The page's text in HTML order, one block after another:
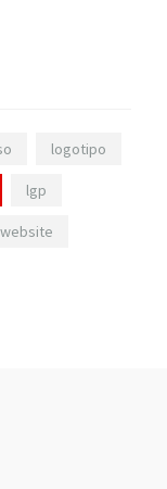
logotipo
lgp
website